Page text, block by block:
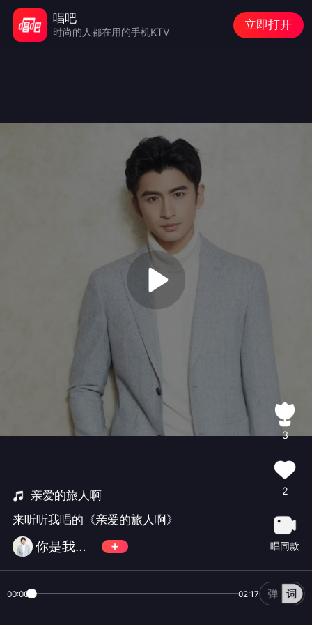
亲爱的旅人啊
来听听我唱的《亲爱的旅人啊》
你是我最简单的快乐915324
3
2
唱同款
00:00 02:17
唱吧
时尚的人都在用的手机KTV
立即打开